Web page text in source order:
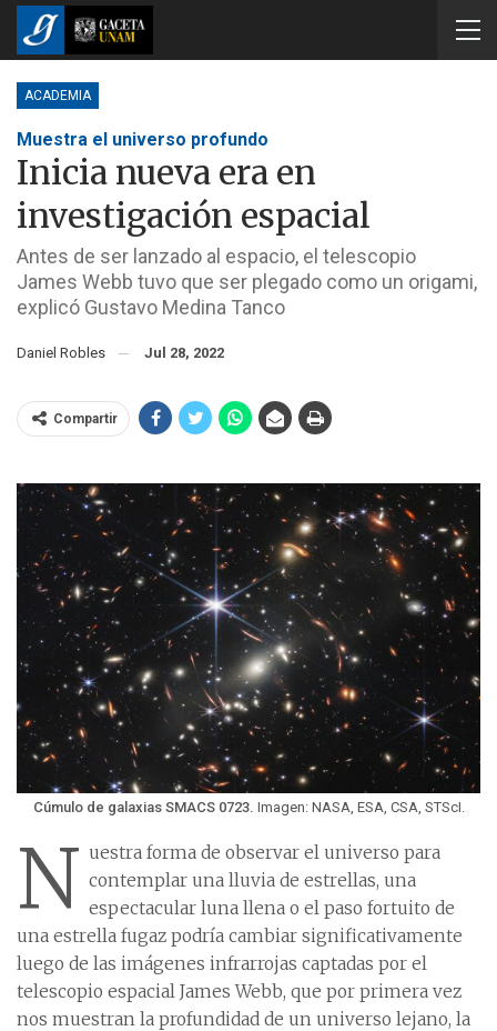
ACADEMIA
Muestra el universo profundo
Inicia nueva era en
investigación espacial
Antes de ser lanzado al espacio, el telescopio
James Webb tuvo que ser plegado como un origami,
explicó Gustavo Medina Tanco
Daniel Robles Jul 28, 2022
Compartir
Cúmulo de galaxias SMACS 0723. Imagen: NASA, ESA, CSA, STScI.
N uestra forma de observar el universo para
contemplar una lluvia de estrellas, una
espectacular luna llena o el paso fortuito de
una estrella fugaz podría cambiar significativamente
luego de las imágenes infrarrojas captadas por el
telescopio espacial James Webb, que por primera vez
nos muestran la profundidad de un universo lejano, la